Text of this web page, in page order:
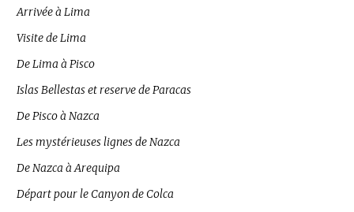
Arrivée à Lima
Visite de Lima
De Lima à Pisco
Islas Bellestas et reserve de Paracas
De Pisco à Nazca
Les mystérieuses lignes de Nazca
De Nazca à Arequipa
Départ pour le Canyon de Colca